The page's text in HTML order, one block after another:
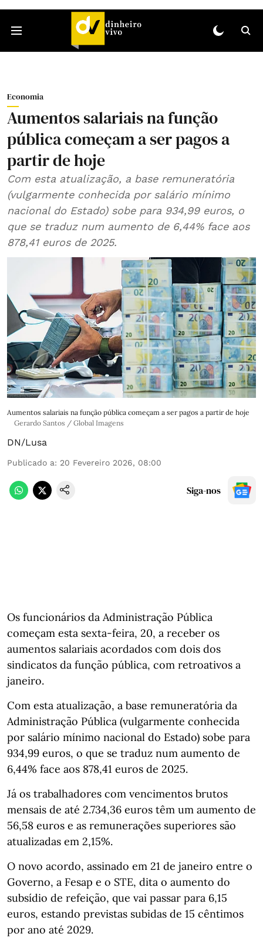
Economia
Aumentos salariais na função
pública começam a ser pagos a
partir de hoje
Com esta atualização, a base remuneratória
(vulgarmente conhecida por salário mínimo
nacional do Estado) sobe para 934,99 euros, o
que se traduz num aumento de 6,44% face aos
878,41 euros de 2025.
Aumentos salariais na função pública começam a ser pagos a partir de hoje
Gerardo Santos / Global Imagens
DN/Lusa
Publicado a: 20 Fevereiro 2026, 08:00
Siga-nos
Os funcionários da Administração Pública
começam esta sexta-feira, 20, a receber os
aumentos salariais acordados com dois dos
sindicatos da função pública, com retroativos a
janeiro.
Com esta atualização, a base remuneratória da
Administração Pública (vulgarmente conhecida
por salário mínimo nacional do Estado) sobe para
934,99 euros, o que se traduz num aumento de
6,44% face aos 878,41 euros de 2025.
Já os trabalhadores com vencimentos brutos
mensais de até 2.734,36 euros têm um aumento de
56,58 euros e as remunerações superiores são
atualizadas em 2,15%.
O novo acordo, assinado em 21 de janeiro entre o
Governo, a Fesap e o STE, dita o aumento do
subsídio de refeição, que vai passar para 6,15
euros, estando previstas subidas de 15 cêntimos
por ano até 2029.